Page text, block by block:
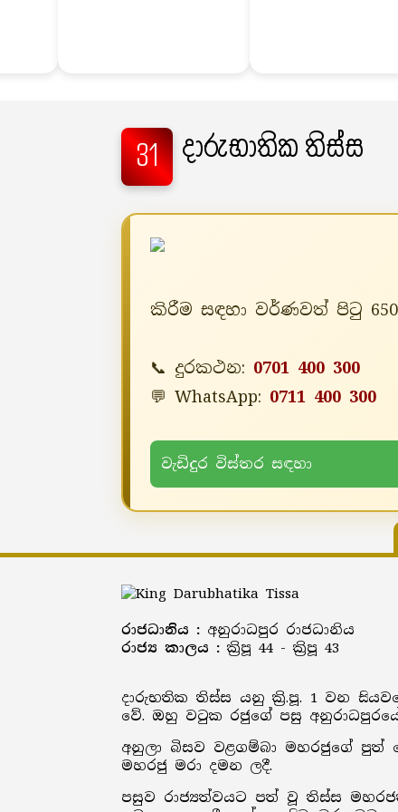
31 දාරුභාතික තිස්ස
කිරීම සඳහා වර්ණවත් පිටු
📞 දුරකථන: 0701 400 300
💬 WhatsApp: 0711 400 300
වැඩිදුර විස්තර සඳහා
රාජධානිය : අනුරාධපුර රාජධානිය
රාජ්‍ය කාලය :ක්‍රිපූ 44 - ක්‍රිපූ 43
දාරුභතික තිස්ස යනු ක්‍රි.පූ. 1 වන
වේ. ඔහු වටුක රජුගේ පසු
අනුලා බිසව වළගම්බා මහරජුගේ පුත්
මහරජු මරා දමන ලදී.
පසුව රාජ්‍යත්වයට පත් වූ තිස්ස